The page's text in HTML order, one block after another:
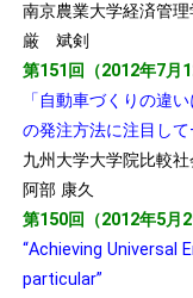
南京農業大学経済管
厳 斌剣
第151回（2012年7月
「自動車づくりの違
の発注方法に注目して
九州大学大学院比較
阿部 康久
第150回（2012年5月
“Achieving Universal
particular”